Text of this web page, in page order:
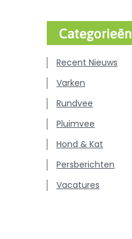
Categorieën
Recent Nieuws
Varken
Rundvee
Pluimvee
Hond & Kat
Persberichten
Vacatures